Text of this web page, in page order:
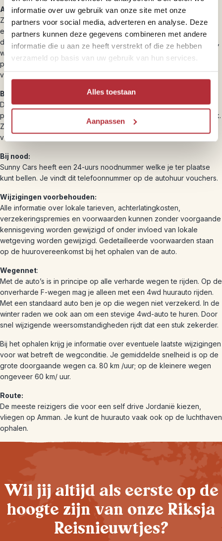
informatie over uw gebruik van onze site met onze
partners voor social media, adverteren en analyse. Deze
partners kunnen deze gegevens combineren met andere
informatie die u aan ze heeft verstrekt of die ze hebben
verzameld op basis van uw gebruik van hun services.
Alles toestaan
Aanpassen
Autocategorie:
Zoals overal ter wereld zijn reserveringen op basis van categorie
en niet van merk of type. Genoemde types zijn voorbeelden. Als
de gehuurde categorie ter plaatse onverhoopt niet beschikbaar is,
wordt een grotere aangeboden tegen dezelfde prijs. Wil je ter
plaatse zelf een grotere auto dan betaal je een toeslag op basis
van de lokaal geldende tarieven.
Bagage:
De ruimte is altijd beperkt. Vaak wordt, als er met meer dan 2
personen wordt gereisd, meer bagage meegenomen dan mogelijk.
Zachte reistassen zijn daarom altijd beter dan harde koffers. Zie
verder de informatie bij de verschillende soorten auto’s.
Bij nood:
Sunny Cars heeft een 24-uurs noodnummer welke je ter plaatse
kunt bellen. Je vindt dit telefoonnummer op de autohuur vouchers.
Wijzigingen voorbehouden:
Alle informatie over lokale tarieven, achterlatingkosten,
verzekeringspremies en voorwaarden kunnen zonder voorgaande
kennisgeving worden gewijzigd of onder invloed van lokale
wetgeving worden gewijzigd. Gedetailleerde voorwaarden staan
op de huurovereenkomst bij het ophalen van de auto.
Wegennet:
Met de auto’s is in principe op alle verharde wegen te rijden. Op de
onverharde F-wegen mag je alleen met een 4wd huurauto rijden.
Met een standaard auto ben je op die wegen niet verzekerd. In de
winter raden we ook aan om een stevige 4wd-auto te huren. Door
snel wijzigende weersomstandigheden rijdt dat een stuk zekerder.
Bij het ophalen krijg je informatie over eventuele laatste wijzigingen
voor wat betreft de wegconditie. Je gemiddelde snelheid is op de
grote doorgaande wegen ca. 80 km /uur; op de kleinere wegen
ongeveer 60 km/ uur.
Route:
De meeste reizigers die voor een self drive Jordanië kiezen,
vliegen op Amman. Je kunt de huurauto vaak ook op de luchthaven
ophalen.
Wil jij altijd als eerste op de
hoogte zijn van onze Riksja
Reisnieuwtjes?